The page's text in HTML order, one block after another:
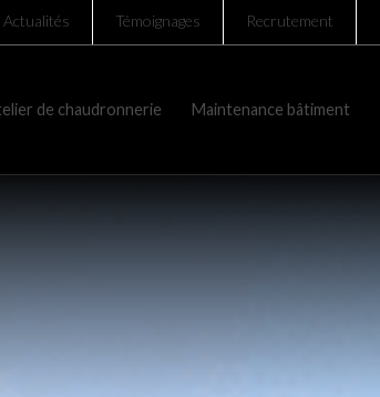
Actualités Témoignages Recrutement
de chaudronnerie Maintenance bâtiment